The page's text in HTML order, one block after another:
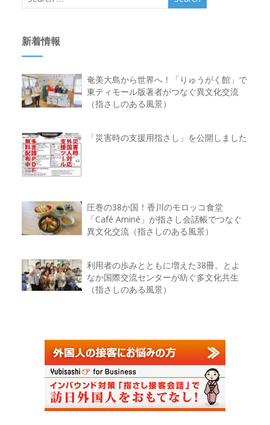
新着情報
奄美大島から世界へ！「りゅうがく館」で
東ティモール版著者がつなぐ異文化交流
（指さしのある風景）
「災害時の支援用指さし」を公開しました
圧巻の38か国！香川のモロッコ食堂
「Café Aminé」が指さし会話帳でつなぐ
異文化交流（指さしのある風景）
利用者の歩みとともに増えた38冊。とよ
なか国際交流センターが紡ぐ多文化共生
（指さしのある風景）